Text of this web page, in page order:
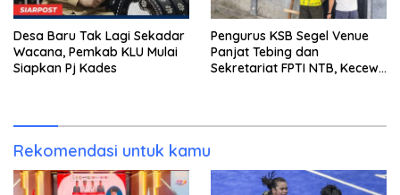
Desa Baru Tak Lagi Sekadar
Wacana, Pemkab KLU Mulai
Siapkan Pj Kades
Pengurus KSB Segel Venue
Panjat Tebing dan
Sekretariat FPTI NTB, Kecewa
Rekomendasi untuk kamu